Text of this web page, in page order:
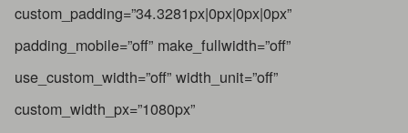
custom_padding=”34.3281px|0px|0px|0px”
padding_mobile=”off” make_fullwidth=”off”
use_custom_width=”off” width_unit=”off”
custom_width_px=”1080px”